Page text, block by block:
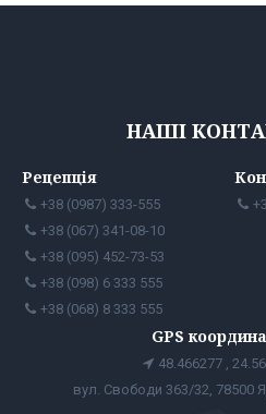
НАШІ
Рецепція
+38 (0987) 333-555
+38 (067) 341-08-10
+38 (095) 452-73-53
+38 (098) 6 333 555
+38 (068) 8 333 555
GPS
48.466277 ,
вул. Свободи 363/32, 78500